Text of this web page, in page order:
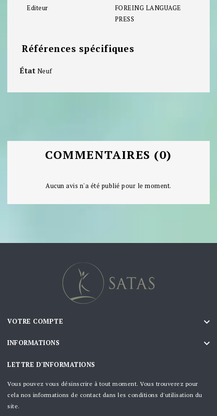
Editeur
FOREING LANGUAGE
PRESS
Références spécifiques
État Neuf
COMMENTAIRES (0)
Aucun avis n'a été publié pour le moment.
VOTRE COMPTE 
INFORMATIONS 
LETTRE D'INFORMATIONS
Vous pouvez vous désinscrire à tout moment. Vous trouverez pour
cela nos informations de contact dans les conditions d'utilisation du
site.